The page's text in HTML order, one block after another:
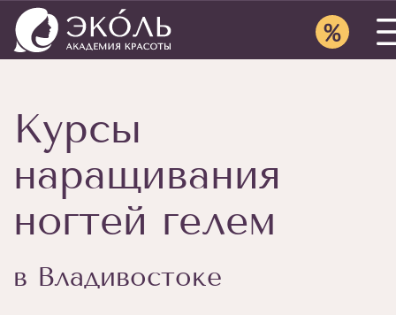
Курсы
наращивания
ногтей гелем
в Владивостоке